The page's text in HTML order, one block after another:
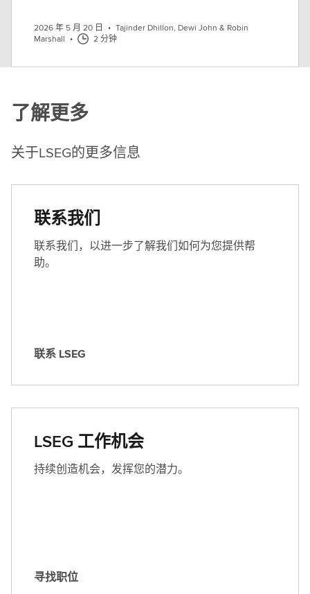
2026 年 5 月 20 日 • Tajinder Dhillon, Dewi John & Robin
Marshall • 2 分钟
了解更多
关于LSEG的更多信息
联系我们
联系我们，以进一步了解我们如何为您提供帮
助。
联
S
G
联系 LSEG
LSEG 工作机会
持续创造机会，发挥您的潜力。
寻
寻找职位